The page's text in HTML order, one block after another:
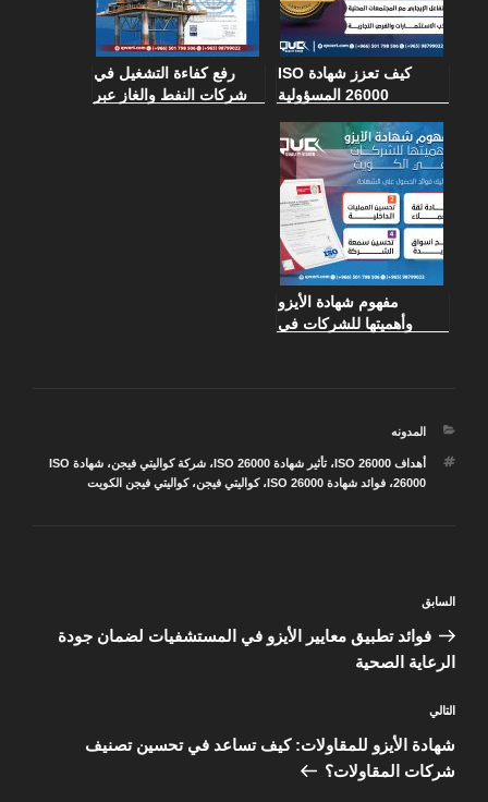
كيف تعزز شهادة ISO
26000 المسؤولية
قوية للشركات؟
رفع كفاءة التشغيل في
شركات النفط والغاز عبر
مفهوم شهادة الأيزو
وأهميتها للشركات في
التصنيفات
المدونه
الوسوم
أهداف ISO 26000 ،تأثير شهادة ISO 26000 ،شركة كواليتي فيجن،
شهادة ISO
26000،فوائد شهادة ISO 26000 ،كواليتي فيجن،كواليتي فيجن الكويت
تصفّح
المقالة
السابقة
السابق
فوائد تطبيق معايير الأيزو في المستشفيات لضمان جودة
الرعاية الصحية
المقالة
التالية
التالي
شهادة الأيزو للمقاولات: كيف تساعد في تحسين تصنيف
شركات المقاولات؟